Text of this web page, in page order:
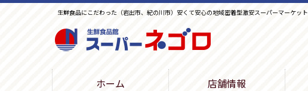
生鮮食品にこだわった（岩出市、紀の川市）安くて安心の地域密着型激安スーパーマーケット
ホーム 店舗情報